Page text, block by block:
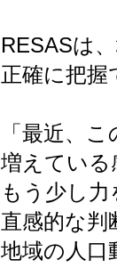
RESASは
正確に把
「最近、
増えている
もう少し
直感的な判
地域の人口